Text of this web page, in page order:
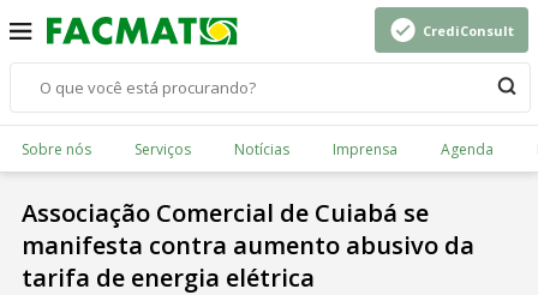
CrediConsult
Sobre nós Serviços Notícias Imprensa Agenda
Associação Comercial de Cuiabá se
manifesta contra aumento abusivo da
tarifa de energia elétrica